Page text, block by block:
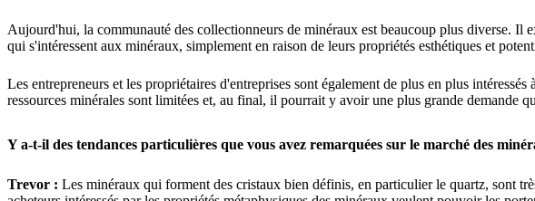
Aujourd'hui, la communauté des collectionneurs de minéraux est beaucoup plus diverse. Il
qui s'intéressent aux minéraux, simplement en raison de leurs propriétés esthétiques et
Les entrepreneurs et les propriétaires d'entreprises sont également de plus en plus
ressources minérales sont limitées et, au final, il pourrait y avoir une plus grande demande
Y a-t-il des tendances particulières que vous avez remarquées sur le marché des
Trevor : Les minéraux qui forment des cristaux bien définis, en particulier le quartz, sont